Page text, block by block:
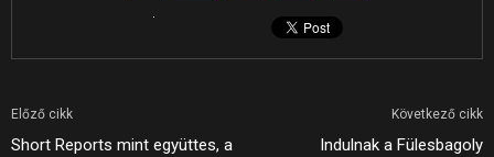
Előző cikk
Short Reports mint együttes, a
Következő cikk
Indulnak a Fülesbagoly